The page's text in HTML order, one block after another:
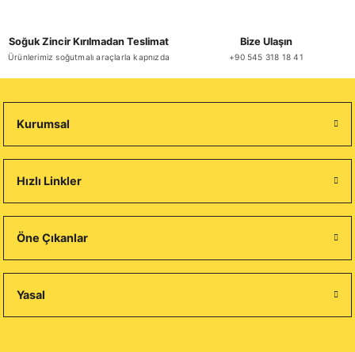
Soğuk Zincir Kırılmadan Teslimat
Ürünlerimiz soğutmalı araçlarla kapnızda
Bize Ulaşın
+90 545 318 18 41
Kurumsal
Hızlı Linkler
Öne Çıkanlar
Yasal